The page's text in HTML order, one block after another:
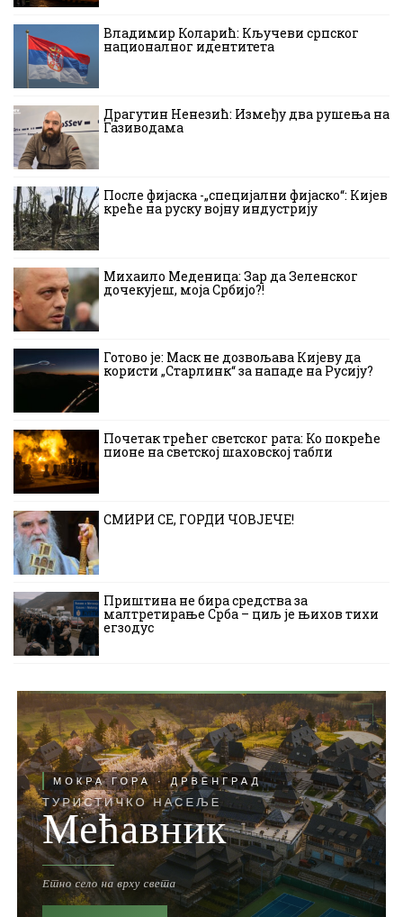
Владимир Коларић: Кључеви српског
националног идентитета
Драгутин Ненезић: Између два рушења на
Газиводама
После фијаска -„специјални фијаско“: Кијев
креће на руску војну индустрију
Михаило Меденица: Зар да Зеленског
дочекујеш, моја Србијо?!
Готово је: Маск не дозвољава Кијеву да
користи „Старлинк“ за нападе на Русију?
Почетак трећег светског рата: Ко покреће
пионе на светској шаховској табли
СМИРИ СЕ, ГОРДИ ЧОВЈЕЧЕ!
Приштина не бира средства за
малтретирање Срба – циљ је њихов тихи
егзодус